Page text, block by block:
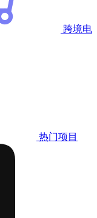
跨境电
热门项目